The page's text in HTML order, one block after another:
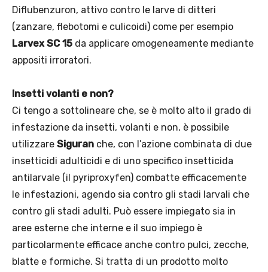
Diflubenzuron, attivo contro le larve di ditteri
(zanzare, flebotomi e culicoidi) come per esempio
Larvex SC 15 da applicare omogeneamente mediante
appositi irroratori.
Insetti volanti e non?
Ci tengo a sottolineare che, se è molto alto il grado di
infestazione da insetti, volanti e non, è possibile
utilizzare Siguran che, con l’azione combinata di due
insetticidi adulticidi e di uno specifico insetticida
antilarvale (il pyriproxyfen) combatte efficacemente
le infestazioni, agendo sia contro gli stadi larvali che
contro gli stadi adulti. Può essere impiegato sia in
aree esterne che interne e il suo impiego è
particolarmente efficace anche contro pulci, zecche,
blatte e formiche. Si tratta di un prodotto molto